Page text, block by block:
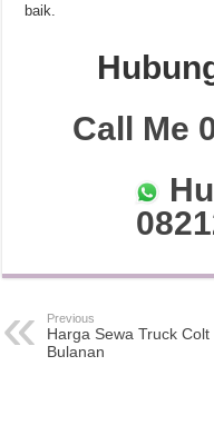
baik.
Call Me
Previous
Harga Sewa Truck Colt
Bulanan